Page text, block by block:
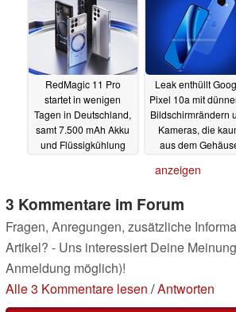
RedMagic 11 Pro
startet in wenigen
Tagen in Deutschland,
samt 7.500 mAh Akku
und Flüssigkühlung
Leak enthüllt
Pixel 10a mit
Bildschirmrändern
Kameras, die
aus dem
anzeigen
3 Kommentare im Forum
Fragen, Anregungen, zusätzliche
Artikel? - Uns interessiert Deine
Anmeldung möglich)!
Alle 3 Kommentare lesen /Antworten